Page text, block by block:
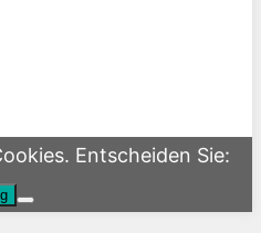
Entscheiden Sie: